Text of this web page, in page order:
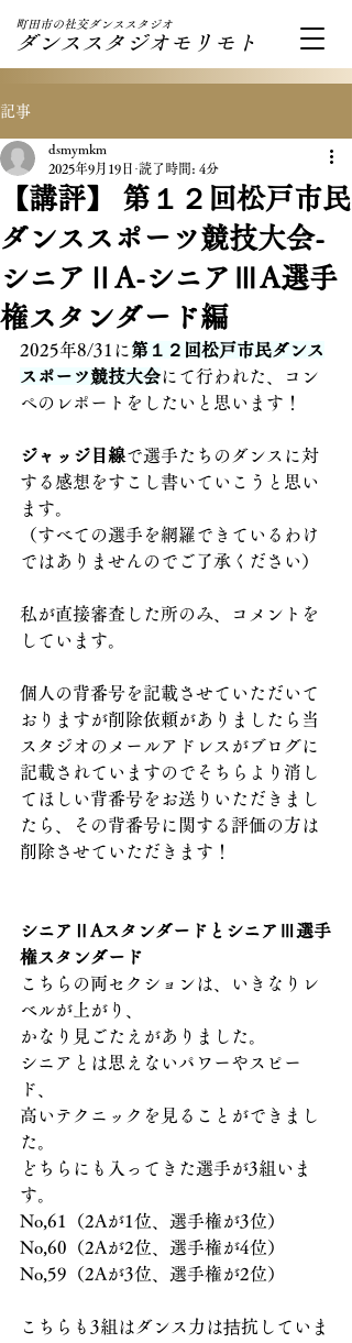
町田市の社交ダンススタジオ
ダンススタジオモリモト
記事
【講評】 第１２回松戸市民
ダンススポーツ競技大会-
シニアⅡA-シニアⅢA選手
権スタンダード編
dsmymkm
2025年9月19日 読了時間: 4分
2025年8/31に 第１２回松戸市民ダンス
スポーツ競技大会にて行われた、コン
ペのレポートをしたいと思います！
ジャッジ目線で選手たちのダンスに対
する感想をすこし書いていこうと思い
ます。
（すべての選手を網羅できているわけ
ではありませんのでご了承ください）
私が直接審査した所のみ、コメントを
しています。
個人の背番号を記載させていただいて
おりますが削除依頼がありましたら当
スタジオのメールアドレスがブログに
記載されていますのでそちらより消し
てほしい背番号をお送りいただきまし
たら、その背番号に関する評価の方は
削除させていただきます！
シニアⅡAスタンダードとシニアⅢ選手
権スタンダード
こちらの両セクションは、いきなりレ
ベルが上がり、
かなり見ごたえがありました。
シニアとは思えないパワーやスピー
ド、
高いテクニックを見ることができまし
た。
どちらにも入ってきた選手が3組いま
す。
No,61（2Aが1位、選手権が3位）
No,60（2Aが2位、選手権が4位）
No,59（2Aが3位、選手権が2位）
こちらも3組はダンス力は拮抗していま